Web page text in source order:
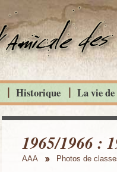
1965/1966 :
AAA Photos de
Historique La vie